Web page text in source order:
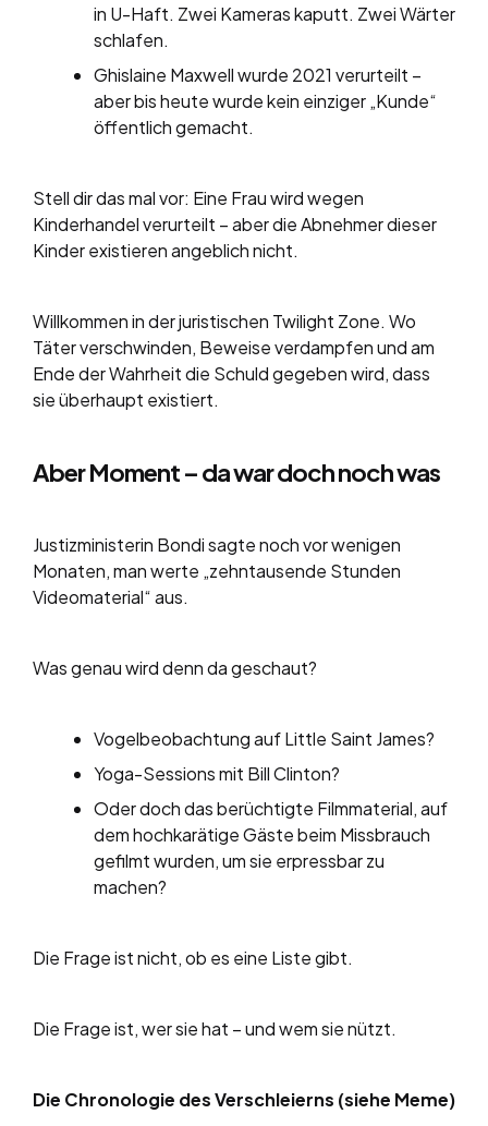
in U-Haft. Zwei Kameras kaputt. Zwei Wärter
schlafen.
Ghislaine Maxwell wurde 2021 verurteilt –
aber bis heute wurde kein einziger „Kunde“
öffentlich gemacht.
Stell dir das mal vor: Eine Frau wird wegen
Kinderhandel verurteilt – aber die Abnehmer dieser
Kinder existieren angeblich nicht.
Willkommen in der juristischen Twilight Zone. Wo
Täter verschwinden, Beweise verdampfen und am
Ende der Wahrheit die Schuld gegeben wird, dass
sie überhaupt existiert.
Aber Moment – da war doch noch was
Justizministerin Bondi sagte noch vor wenigen
Monaten, man werte „zehntausende Stunden
Videomaterial“ aus.
Was genau wird denn da geschaut?
Vogelbeobachtung auf Little Saint James?
Yoga-Sessions mit Bill Clinton?
Oder doch das berüchtigte Filmmaterial, auf
dem hochkarätige Gäste beim Missbrauch
gefilmt wurden, um sie erpressbar zu
machen?
Die Frage ist nicht, ob es eine Liste gibt.
Die Frage ist, wer sie hat – und wem sie nützt.
Die Chronologie des Verschleierns (siehe Meme)